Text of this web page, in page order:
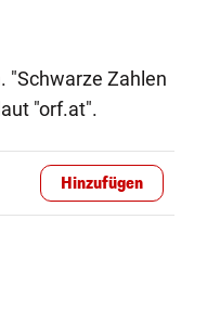
"Schwarze Zahlen
"orf.at".
Hinzufügen